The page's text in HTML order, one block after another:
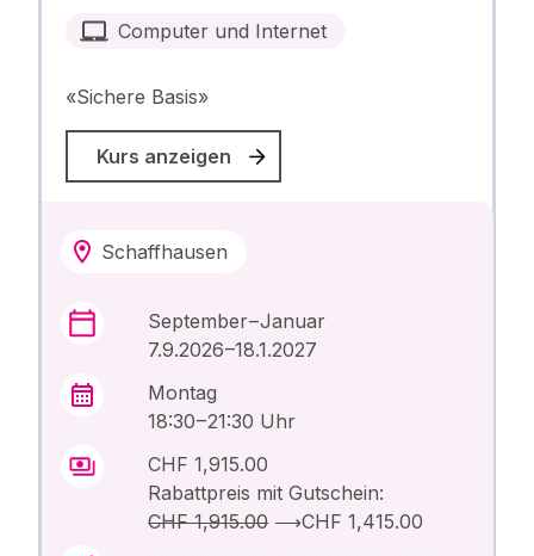
Computer und Internet
«Sichere Basis»
Kurs anzeigen
Schaffhausen
September – Januar
7.9.2026 –18.1.2027
Montag
18:30 – 21:30 Uhr
CHF 1,915.00
Rabattpreis mit Gutschein:
CHF 1,915.00⟶CHF 1,415.00